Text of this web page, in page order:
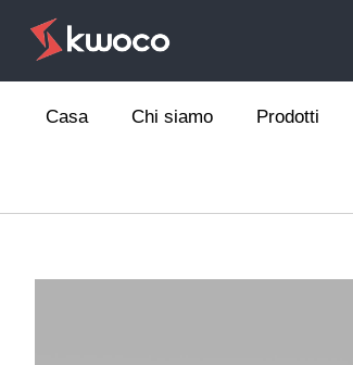
Casa Chi siamo Prodotti